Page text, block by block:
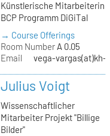
Künstlerische Mitarbeiterin
BCP Programm DiGiTal
→ Course Offerings
Room NumberA 0.05
Email
vega-vargas(at)kh-
Julius Voigt
Wissenschaftlicher
Mitarbeiter Projekt "Billige
Bilder"